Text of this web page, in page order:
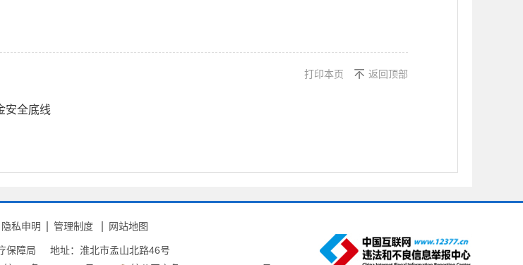
打印本页 返回顶部
安全底线
隐私申明 管理制度 网站地图
保障局
地址：淮北市孟山北路46号